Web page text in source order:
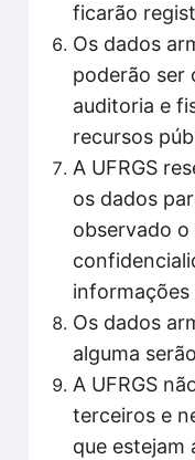
ficarão
Os dados
poderão ser
auditoria e
recursos
A UFRGS
os dados
observado o
informações
Os dados
alguma
A UFRGS
terceiros e
que